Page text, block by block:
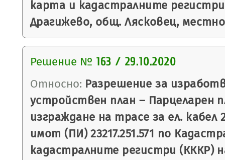
карта и кадастралните
Драгижево, общ. Лясковец,
Решение № 163 / 29.10.2020
Относно: Разрешение за
устройствен план – Парцеларен
изграждане на трасе за ел. кабел
имот (ПИ) 23217.251.571 по
кадастралните регистри (КККР)